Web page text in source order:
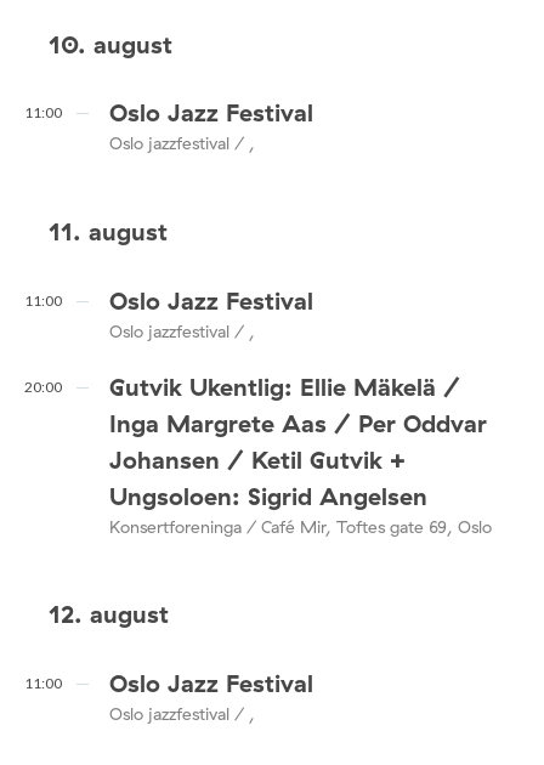
10. august
11:00 Oslo Jazz Festival
Oslo jazzfestival / ,
11. august
11:00 Oslo Jazz Festival
Oslo jazzfestival / ,
20:00
Gutvik Ukentlig: Ellie Mäkelä /
Inga Margrete Aas / Per Oddvar
Johansen / Ketil Gutvik +
Ungsoloen: Sigrid Angelsen
Konsertforeninga / Café Mir, Toftes gate 69, Oslo
12. august
11:00 Oslo Jazz Festival
Oslo jazzfestival / ,